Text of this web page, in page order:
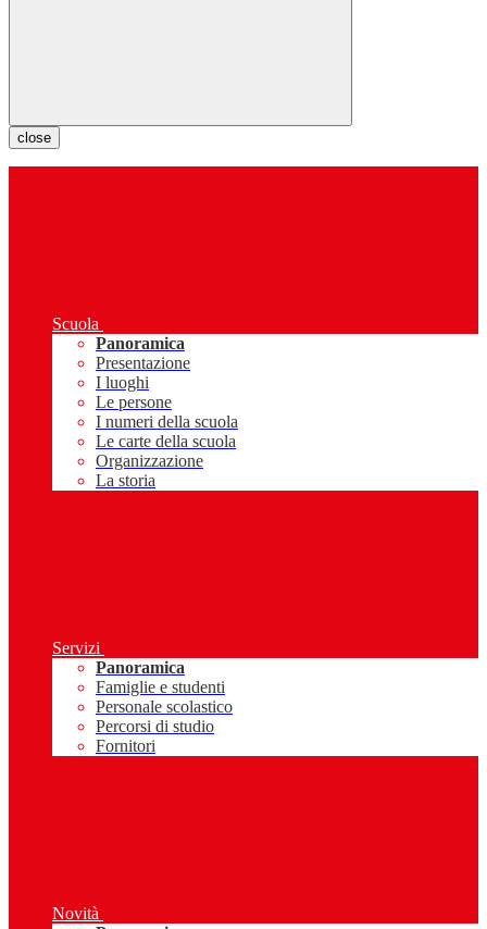
close
Scuola
Panoramica
Presentazione
I luoghi
Le persone
I numeri della scuola
Le carte della scuola
Organizzazione
La storia
Servizi
Panoramica
Famiglie e studenti
Personale scolastico
Percorsi di studio
Fornitori
Novità